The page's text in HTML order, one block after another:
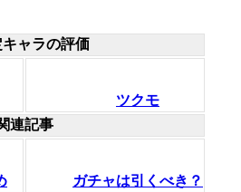
キャラの評価
ツクモ
連記事
ガチャは引くべき？